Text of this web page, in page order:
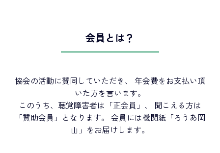
会員とは？
協会の活動に賛同していただき、 年会費をお支払い頂
いた方を言います。
このうち、聴覚障害者は「正会員」、 聞こえる方は
「賛助会員」となります。 会員には機関紙「ろうあ岡
山」をお届けします。